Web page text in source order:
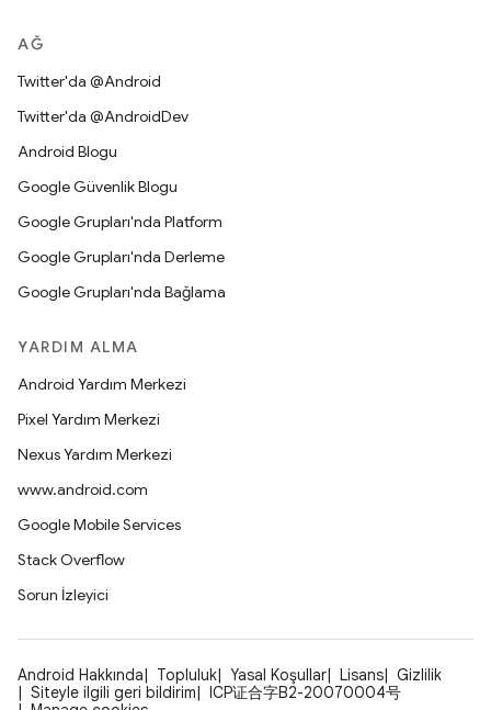
AĞ
Twitter'da @Android
Twitter'da @AndroidDev
Android Blogu
Google Güvenlik Blogu
Google Grupları'nda Platform
Google Grupları'nda Derleme
Google Grupları'nda Bağlama
YARDIM ALMA
Android Yardım Merkezi
Pixel Yardım Merkezi
Nexus Yardım Merkezi
www.android.com
Google Mobile Services
Stack Overflow
Sorun İzleyici
Android Hakkında Topluluk Yasal Koşullar Lisans
Gizlilik
Siteyle ilgili geri bildirim
ICP证合字B2-20070004号